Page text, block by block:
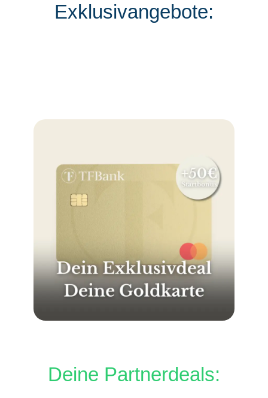
Exklusivangebote:
Deine Partnerdeals: